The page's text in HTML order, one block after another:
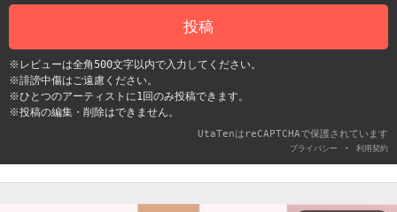
投稿
※レビューは全角500文字以内で入力してください。
※誹謗中傷はご遠慮ください。
※ひとつのアーティストに1回のみ投稿できます。
※投稿の編集・削除はできません。
UtaTenはreCAPTCHAで保護されています
プライバシー - 利用契約